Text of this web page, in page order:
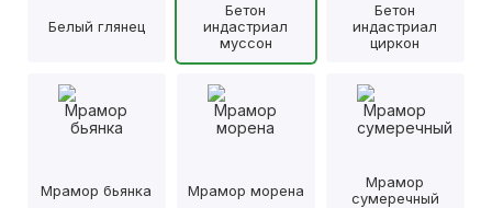
Белый глянец
Бетон
индастриал
муссон
Бетон
индастриал
циркон
Мрамор бьянка Мрамор морена
Мрамор
сумеречный